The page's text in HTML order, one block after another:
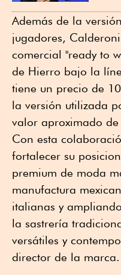
Además de la
jugadores,
comercial "ready to
de Hierro bajo la
tiene un precio de
la versión utilizada
valor aproximado
Con esta
fortalecer su
premium de moda
manufactura
italianas y
la sastrería
versátiles y
director de la marca.